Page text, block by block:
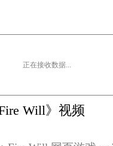
Will》视频
正在接收数据...